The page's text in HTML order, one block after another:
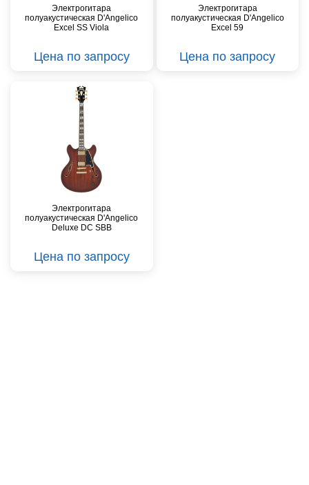
Электрогитара
полуакустическая D'Angelico
Excel SS Viola
Цена по запросу
Электрогитара
полуакустическая D'Angelico
Excel 59
Цена по запросу
Электрогитара
полуакустическая D'Angelico
Deluxe DC SBB
Цена по запросу